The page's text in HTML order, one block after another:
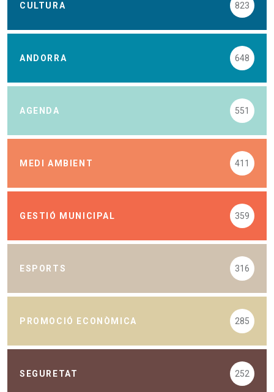
CULTURA 823
ANDORRA 648
AGENDA 551
MEDI AMBIENT 411
GESTIÓ MUNICIPAL 359
ESPORTS 316
PROMOCIÓ ECONÒMICA 285
SEGURETAT 252